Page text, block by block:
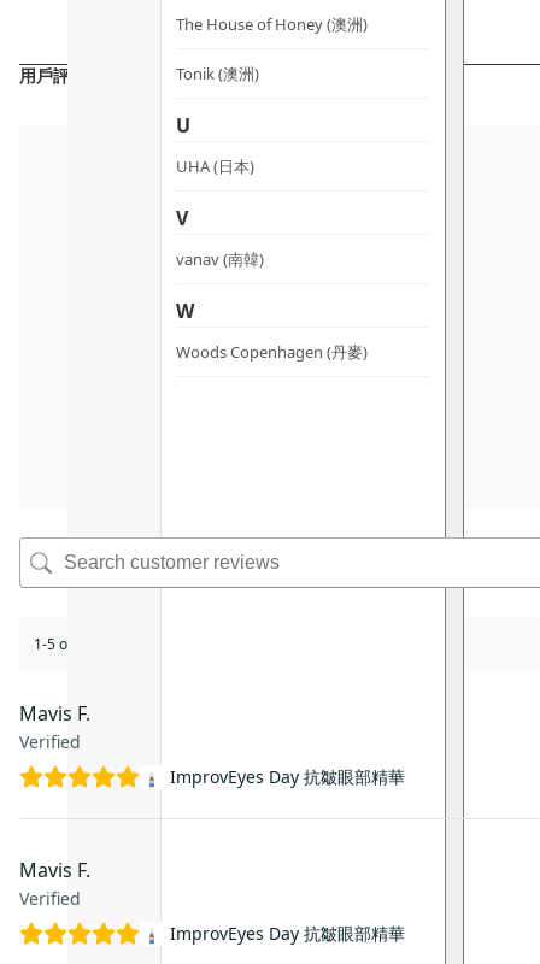
The House of Honey (澳洲)
Tonik (澳洲)
U
UHA (日本)
V
vanav (南韓)
W
Woods Copenhagen (丹麥)
用戶評價
1-5 of 35 reviews
Mavis F.
Verified
ImprovEyes Day 抗皺眼部精華
Mavis F.
Verified
ImprovEyes Day 抗皺眼部精華